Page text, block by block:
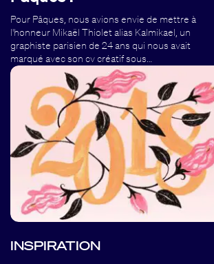
Pour Pâques, nous avions envie de mettre à
l'honneur Mikaël Thiolet alias Kalmikael, un
graphiste parisien de 24 ans qui nous avait
marqué avec son cv créatif sous…
INSPIRATION